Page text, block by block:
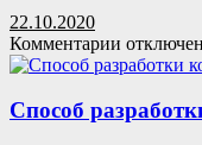
в
будущего
22.10.2020
Комментарии к
записи
вашего
дома:
Способ